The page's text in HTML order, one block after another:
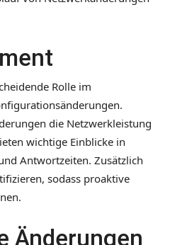
Rolle im
die Netzwerkleistung
wichtige Einblicke in
Antwortzeiten. Zusätzlich
sodass proaktive
Änderungen